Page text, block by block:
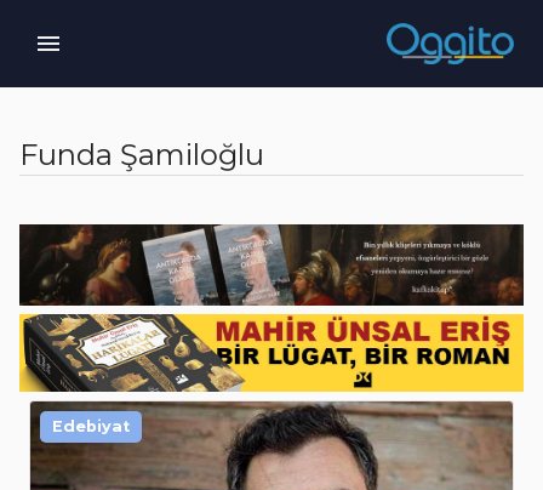
Funda Şamiloğlu
Edebiyat